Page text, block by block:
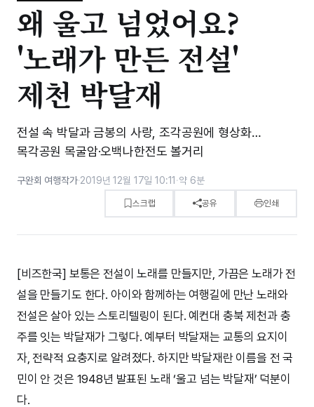
왜 울고 넘었어요?
'노래가 만든 전설'
제천 박달재
전설 속 박달과 금봉의 사랑, 조각공원에 형상화…
목각공원 목굴암·오백나한전도 볼거리
구완회 여행작가·2019년 12월 17일 10:11 ·약 6분
스크랩 공유 인쇄
[비즈한국] 보통은 전설이 노래를 만들지만, 가끔은 노래가 전
설을 만들기도 한다. 아이와 함께하는 여행길에 만난 노래와
전설은 살아 있는 스토리텔링이 된다. 예컨대 충북 제천과 충
주를 잇는 박달재가 그렇다. 예부터 박달재는 교통의 요지이
자, 전략적 요충지로 알려졌다. 하지만 박달재란 이름을 전 국
민이 안 것은 1948년 발표된 노래 ‘울고 넘는 박달재’ 덕분이
다.